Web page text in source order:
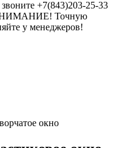
+7(843)203-25-33
Точную
у менеджеров!
окно